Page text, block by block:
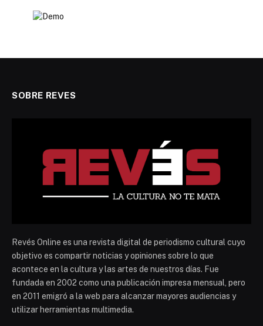
SOBRE REVES
Revés Online es una revista digital de periodismo cultural cuyo
objetivo es compartir noticias y opiniones sobre lo que
acontece en la cultura y las artes de nuestros días. Fue
fundada en 2002 como una publicación impresa mensual, pero
en 2011 emigró a la web para alcanzar mayores audiencias y
utilizar herramientas multimedia.